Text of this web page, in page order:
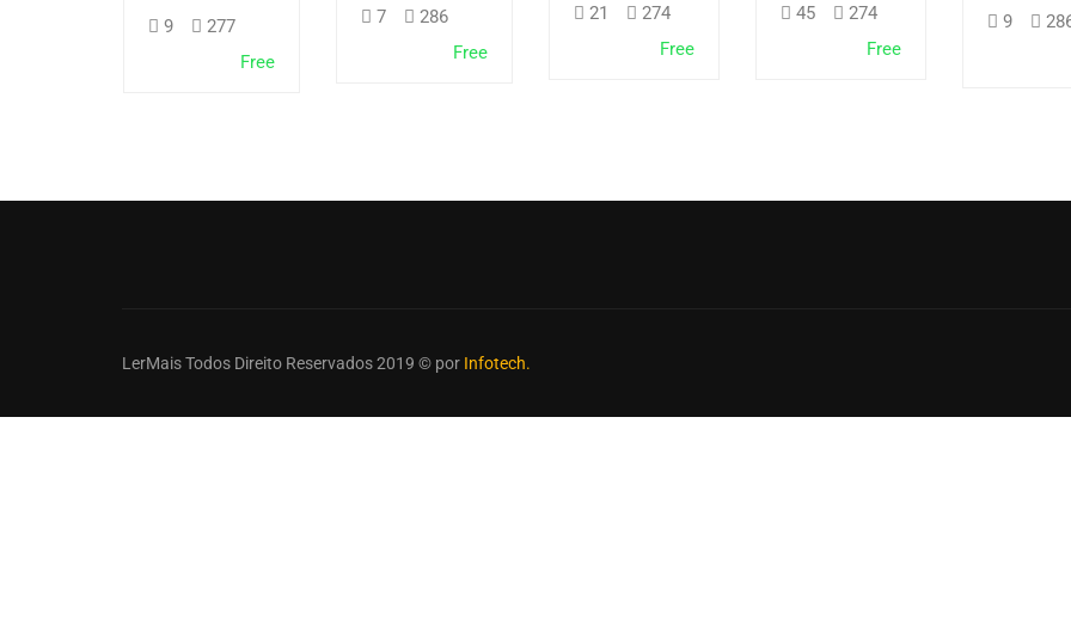
9
277
Free
7
286
Free
21
274
Free
45
274
Free
9
LerMais Todos Direito Reservados 2019 © por Infotech.